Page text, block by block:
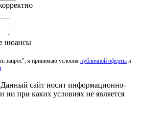
нюансы
запрос", я принимаю условия публичной оферты и
сайт носит информационно-
ни при каких условиях не является